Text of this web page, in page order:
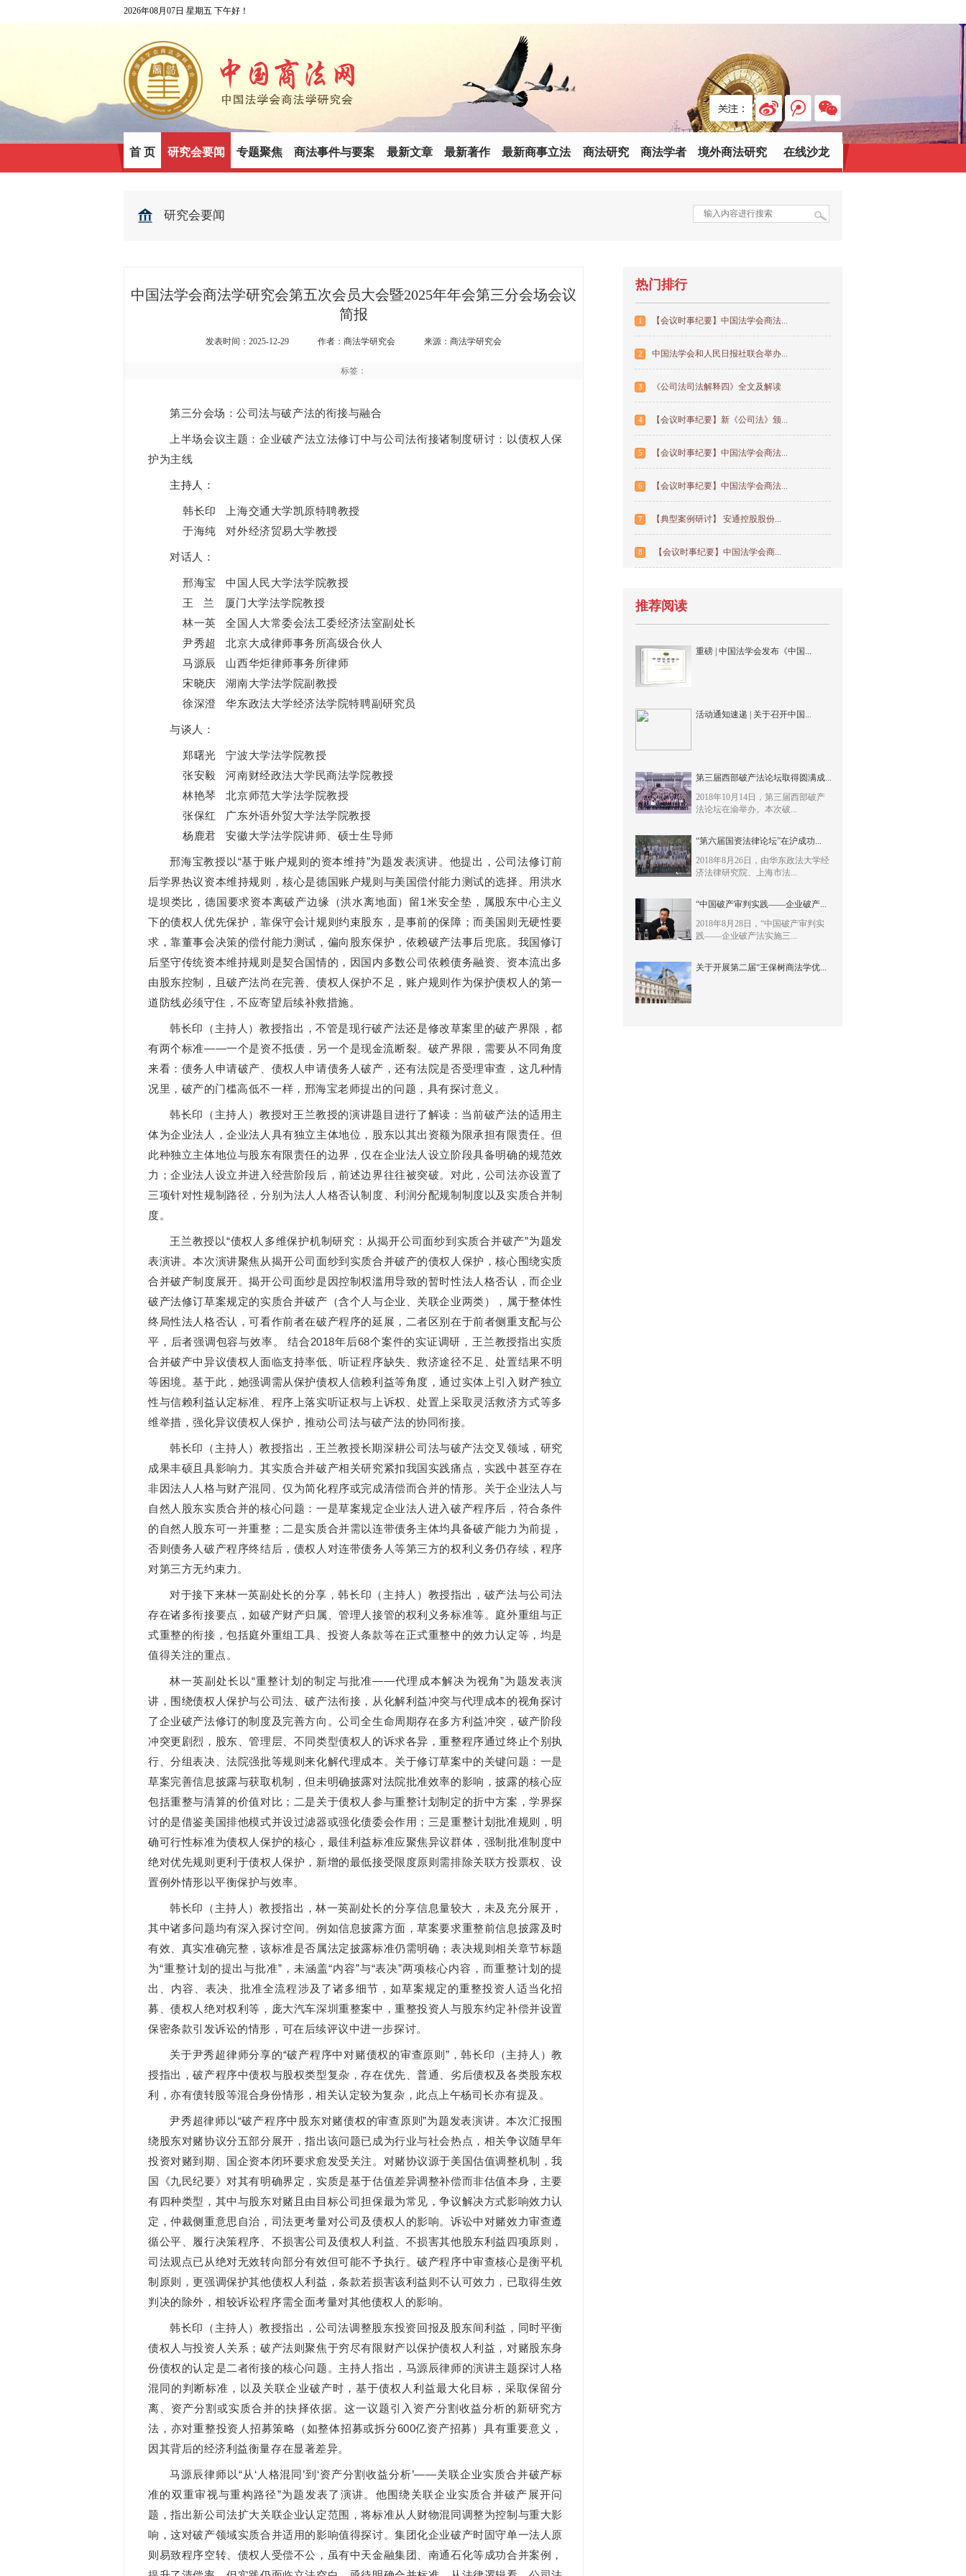
2026年08月07日 星期五 下午好！
首 页 研究会要闻 专题聚焦 商法事件与要案 最新文章 最新著作 最新商事立法 商法研究 商法学者 境外商法研究 在线沙龙
研究会要闻
中国法学会商法学研究会第五次会员大会暨2025年年会第三分会场会议
简报
发表时间：2025-12-29 作者：商法学研究会 来源：商法学研究会
标签：
第三分会场：公司法与破产法的衔接与融合
上半场会议主题：企业破产法立法修订中与公司法衔接诸制度研讨：以债权人保
护为主线
主持人：
韩长印 上海交通大学凯原特聘教授
于海纯 对外经济贸易大学教授
对话人：
邢海宝 中国人民大学法学院教授
王 兰 厦门大学法学院教授
林一英 全国人大常委会法工委经济法室副处长
尹秀超 北京大成律师事务所高级合伙人
马源辰 山西华炬律师事务所律师
宋晓庆 湖南大学法学院副教授
徐深澄 华东政法大学经济法学院特聘副研究员
与谈人：
郑曙光 宁波大学法学院教授
张安毅 河南财经政法大学民商法学院教授
林艳琴 北京师范大学法学院教授
张保红 广东外语外贸大学法学院教授
杨鹿君 安徽大学法学院讲师、硕士生导师
邢海宝教授以“基于账户规则的资本维持”为题发表演讲。他提出，公司法修订前
后学界热议资本维持规则，核心是德国账户规则与美国偿付能力测试的选择。用洪水
堤坝类比，德国要求资本离破产边缘（洪水离地面）留1米安全垫，属股东中心主义
下的债权人优先保护，靠保守会计规则约束股东，是事前的保障；而美国则无硬性要
求，靠董事会决策的偿付能力测试，偏向股东保护，依赖破产法事后兜底。我国修订
后坚守传统资本维持规则是契合国情的，因国内多数公司依赖债务融资、资本流出多
由股东控制，且破产法尚在完善、债权人保护不足，账户规则作为保护债权人的第一
道防线必须守住，不应寄望后续补救措施。
韩长印（主持人）教授指出，不管是现行破产法还是修改草案里的破产界限，都
有两个标准——一个是资不抵债，另一个是现金流断裂。破产界限，需要从不同角度
来看：债务人申请破产、债权人申请债务人破产，还有法院是否受理审查，这几种情
况里，破产的门槛高低不一样，邢海宝老师提出的问题，具有探讨意义。
韩长印（主持人）教授对王兰教授的演讲题目进行了解读：当前破产法的适用主
体为企业法人，企业法人具有独立主体地位，股东以其出资额为限承担有限责任。但
此种独立主体地位与股东有限责任的边界，仅在企业法人设立阶段具备明确的规范效
力；企业法人设立并进入经营阶段后，前述边界往往被突破。对此，公司法亦设置了
三项针对性规制路径，分别为法人人格否认制度、利润分配规制制度以及实质合并制
度。
王兰教授以“债权人多维保护机制研究：从揭开公司面纱到实质合并破产”为题发
表演讲。本次演讲聚焦从揭开公司面纱到实质合并破产的债权人保护，核心围绕实质
合并破产制度展开。揭开公司面纱是因控制权滥用导致的暂时性法人格否认，而企业
破产法修订草案规定的实质合并破产（含个人与企业、关联企业两类），属于整体性
终局性法人格否认，可看作前者在破产程序的延展，二者区别在于前者侧重支配与公
平，后者强调包容与效率。 结合2018年后68个案件的实证调研，王兰教授指出实质
合并破产中异议债权人面临支持率低、听证程序缺失、救济途径不足、处置结果不明
等困境。基于此，她强调需从保护债权人信赖利益等角度，通过实体上引入财产独立
性与信赖利益认定标准、程序上落实听证权与上诉权、处置上采取灵活救济方式等多
维举措，强化异议债权人保护，推动公司法与破产法的协同衔接。
韩长印（主持人）教授指出，王兰教授长期深耕公司法与破产法交叉领域，研究
成果丰硕且具影响力。其实质合并破产相关研究紧扣我国实践痛点，实践中甚至存在
非因法人人格与财产混同、仅为简化程序或完成清偿而合并的情形。关于企业法人与
自然人股东实质合并的核心问题：一是草案规定企业法人进入破产程序后，符合条件
的自然人股东可一并重整；二是实质合并需以连带债务主体均具备破产能力为前提，
否则债务人破产程序终结后，债权人对连带债务人等第三方的权利义务仍存续，程序
对第三方无约束力。
对于接下来林一英副处长的分享，韩长印（主持人）教授指出，破产法与公司法
存在诸多衔接要点，如破产财产归属、管理人接管的权利义务标准等。庭外重组与正
式重整的衔接，包括庭外重组工具、投资人条款等在正式重整中的效力认定等，均是
值得关注的重点。
林一英副处长以“重整计划的制定与批准——代理成本解决为视角”为题发表演
讲，围绕债权人保护与公司法、破产法衔接，从化解利益冲突与代理成本的视角探讨
了企业破产法修订的制度及完善方向。公司全生命周期存在多方利益冲突，破产阶段
冲突更剧烈，股东、管理层、不同类型债权人的诉求各异，重整程序通过终止个别执
行、分组表决、法院强批等规则来化解代理成本。关于修订草案中的关键问题：一是
草案完善信息披露与获取机制，但未明确披露对法院批准效率的影响，披露的核心应
包括重整与清算的价值对比；二是关于债权人参与重整计划制定的折中方案，学界探
讨的是借鉴美国排他模式并设过滤器或强化债委会作用；三是重整计划批准规则，明
确可行性标准为债权人保护的核心，最佳利益标准应聚焦异议群体，强制批准制度中
绝对优先规则更利于债权人保护，新增的最低接受限度原则需排除关联方投票权、设
置例外情形以平衡保护与效率。
韩长印（主持人）教授指出，林一英副处长的分享信息量较大，未及充分展开，
其中诸多问题均有深入探讨空间。例如信息披露方面，草案要求重整前信息披露及时
有效、真实准确完整，该标准是否属法定披露标准仍需明确；表决规则相关章节标题
为“重整计划的提出与批准”，未涵盖“内容”与“表决”两项核心内容，而重整计划的提
出、内容、表决、批准全流程涉及了诸多细节，如草案规定的重整投资人适当化招
募、债权人绝对权利等，庞大汽车深圳重整案中，重整投资人与股东约定补偿并设置
保密条款引发诉讼的情形，可在后续评议中进一步探讨。
关于尹秀超律师分享的“破产程序中对赌债权的审查原则”，韩长印（主持人）教
授指出，破产程序中债权与股权类型复杂，存在优先、普通、劣后债权及各类股东权
利，亦有债转股等混合身份情形，相关认定较为复杂，此点上午杨司长亦有提及。
尹秀超律师以“破产程序中股东对赌债权的审查原则”为题发表演讲。本次汇报围
绕股东对赌协议分五部分展开，指出该问题已成为行业与社会热点，相关争议随早年
投资对赌到期、国企资本闭环要求愈发受关注。对赌协议源于美国估值调整机制，我
国《九民纪要》对其有明确界定，实质是基于估值差异调整补偿而非估值本身，主要
有四种类型，其中与股东对赌且由目标公司担保最为常见，争议解决方式影响效力认
定，仲裁侧重意思自治，司法更考量对公司及债权人的影响。诉讼中对赌效力审查遵
循公平、履行决策程序、不损害公司及债权人利益、不损害其他股东利益四项原则，
司法观点已从绝对无效转向部分有效但可能不予执行。破产程序中审查核心是衡平机
制原则，更强调保护其他债权人利益，条款若损害该利益则不认可效力，已取得生效
判决的除外，相较诉讼程序需全面考量对其他债权人的影响。
韩长印（主持人）教授指出，公司法调整股东投资回报及股东间利益，同时平衡
债权人与投资人关系；破产法则聚焦于穷尽有限财产以保护债权人利益，对赌股东身
份债权的认定是二者衔接的核心问题。主持人指出，马源辰律师的演讲主题探讨人格
混同的判断标准，以及关联企业破产时，基于债权人利益最大化目标，采取保留分
离、资产分割或实质合并的抉择依据。这一议题引入资产分割收益分析的新研究方
法，亦对重整投资人招募策略（如整体招募或拆分600亿资产招募）具有重要意义，
因其背后的经济利益衡量存在显著差异。
马源辰律师以“从‘人格混同’到‘资产分割收益分析’——关联企业实质合并破产标
准的双重审视与重构路径”为题发表了演讲。他围绕关联企业实质合并破产展开问
题，指出新公司法扩大关联企业认定范围，将标准从人财物混同调整为控制与重大影
响，这对破产领域实质合并适用的影响值得探讨。集团化企业破产时固守单一法人原
则易致程序空转、债权人受偿不公，虽有中天金融集团、南通石化等成功合并案例，
热门排行
1 【会议时事纪要】中国法学会商法...
2 中国法学会和人民日报社联合举办...
3 《公司法司法解释四》全文及解读
4 【会议时事纪要】新《公司法》颁...
5 【会议时事纪要】中国法学会商法...
6 【会议时事纪要】中国法学会商法...
7 【典型案例研讨】 安通控股股份...
8 【会议时事纪要】中国法学会商...
推荐阅读
重磅 | 中国法学会发布《中国...
活动通知速递 | 关于召开中国...
第三届西部破产法论坛取得圆满成...
2018年10月14日，第三届西部破产
法论坛在渝举办。本次破...
“第六届国资法律论坛”在沪成功...
2018年8月26日，由华东政法大学经
济法律研究院、上海市法...
“中国破产审判实践——企业破产...
2018年8月28日，“中国破产审判实
践——企业破产法实施三...
关于开展第二届“王保树商法学优...